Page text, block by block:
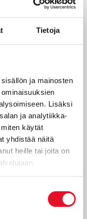
Tietoja
ja mainosten
Lisäksi
ja analytiikka-
käytät
yhdistää näitä
heille tai joita on